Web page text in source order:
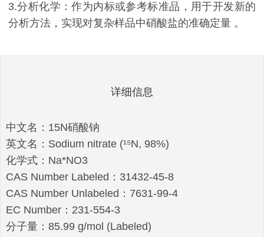
3.分析化学：作为内标或参考标准品，用于开发新的
分析方法，实现对复杂样品中硝酸盐的准确定量 。
详细信息
中文名：15N硝酸钠
英文名：Sodium nitrate (¹⁵N, 98%)
化学式：Na*NO3
CAS Number Labeled：31432-45-8
CAS Number Unlabeled：7631-99-4
EC Number：231-554-3
分子量：85.99 g/mol (Labeled)